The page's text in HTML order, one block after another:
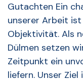
Gutachten Ein
unserer Arbeit
Objektivität. Als
Dülmen setzen
Zeitpunkt ein
liefern. Unser